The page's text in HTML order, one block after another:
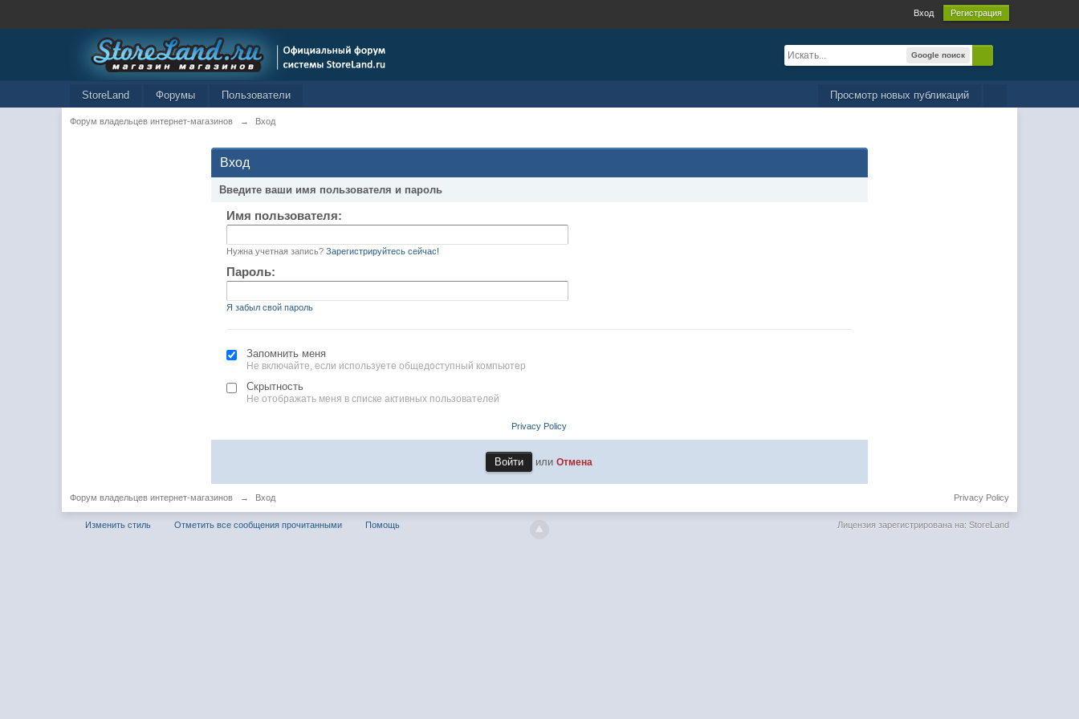
Вход Регистрация
Google поиск
Просмотр новых публикаций
StoreLand Форумы Пользователи
Форум владельцев интернет-магазинов → Вход
Вход
Введите ваши имя пользователя и пароль
Имя пользователя:
Нужна учетная запись? Зарегистрируйтесь сейчас!
Пароль:
Я забыл свой пароль
Запомнить меня
Не включайте, если используете общедоступный компьютер
Скрытность
Не отображать меня в списке активных пользователей
Privacy Policy
илиОтмена
Форум владельцев интернет-магазинов → Вход Privacy Policy
Изменить стиль Отметить все сообщения прочитанными Помощь Лицензия зарегистрирована на: StoreLand